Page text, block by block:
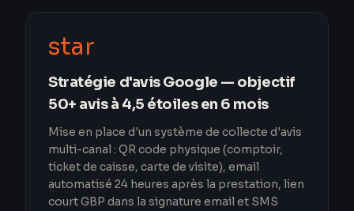
star
Stratégie d'avis Google — objectif
50+ avis à 4,5 étoiles en 6 mois
Mise en place d'un système de collecte d'avis
multi-canal : QR code physique (comptoir,
ticket de caisse, carte de visite), email
automatisé 24 heures après la prestation, lien
court GBP dans la signature email et SMS